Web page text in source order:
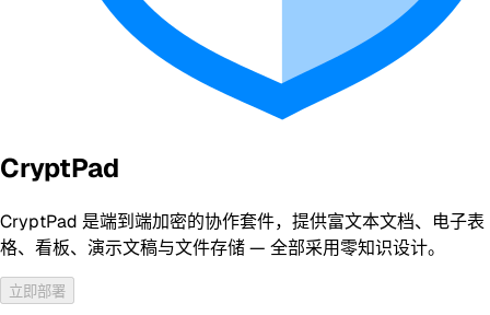
CryptPad
CryptPad 是端到端加密的协作套件，提供富文本文档、电子表
格、看板、演示文稿与文件存储 — 全部采用零知识设计。
立即部署